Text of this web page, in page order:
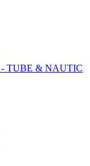
- TUBE & NAUTIC